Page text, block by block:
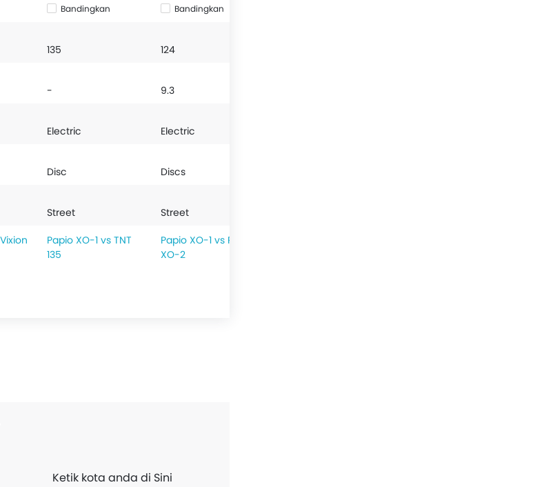
Bandingkan Bandingkan
135 124
- 9.3
Electric Electric
Disc Discs
Street
Street
Papio XO-1 vs TNT
135
Papio XO-1 vs Papio
XO-2
Ketik kota anda di Sini